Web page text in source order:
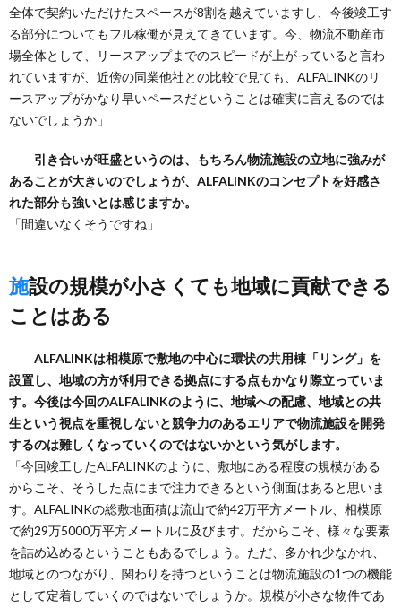
全体で契約いただけたスペースが8割を越えていますし、今後竣工す
る部分についてもフル稼働が見えてきています。今、物流不動産市
場全体として、リースアップまでのスピードが上がっていると言わ
れていますが、近傍の同業他社との比較で見ても、ALFALINKのリ
ースアップがかなり早いペースだということは確実に言えるのでは
ないでしょうか」
――引き合いが旺盛というのは、もちろん物流施設の立地に強みが
あることが大きいのでしょうが、ALFALINKのコンセプトを好感さ
れた部分も強いとは感じますか。
「間違いなくそうですね」
施設の規模が小さくても地域に貢献できる
ことはある
――ALFALINKは相模原で敷地の中心に環状の共用棟「リング」を
設置し、地域の方が利用できる拠点にする点もかなり際立っていま
す。今後は今回のALFALINKのように、地域への配慮、地域との共
生という視点を重視しないと競争力のあるエリアで物流施設を開発
するのは難しくなっていくのではないかという気がします。
「今回竣工したALFALINKのように、敷地にある程度の規模がある
からこそ、そうした点にまで注力できるという側面はあると思いま
す。ALFALINKの総敷地面積は流山で約42万平方メートル、相模原
で約29万5000万平方メートルに及びます。だからこそ、様々な要素
を詰め込めるということもあるでしょう。ただ、多かれ少なかれ、
地域とのつながり、関わりを持つということは物流施設の1つの機能
として定着していくのではないでしょうか。規模が小さな物件であ